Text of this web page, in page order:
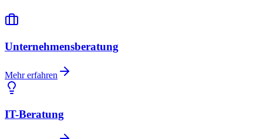
Unternehmensberatung
Mehr erfahren
IT-Beratung